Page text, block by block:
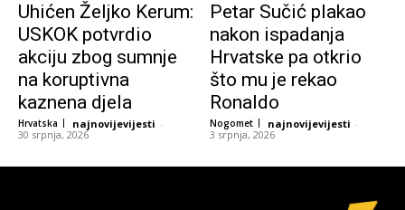
Uhićen Željko Kerum:
USKOK potvrdio
akciju zbog sumnje
na koruptivna
kaznena djela
Hrvatska najnovijevijesti -
30 srpnja, 2026
Petar Sučić plakao
nakon ispadanja
Hrvatske pa otkrio
što mu je rekao
Ronaldo
Nogomet najnovijevijesti -
3 srpnja, 2026